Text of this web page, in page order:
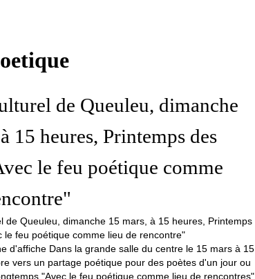
de Queuleu, dimanche
15 heures, Printemps des
le feu poétique comme
d'affiche Dans la grande salle du centre le 15 mars à 15
vers un partage poétique pour des poètes d'un jour ou
"Avec le feu poétique comme lieu de rencontres"